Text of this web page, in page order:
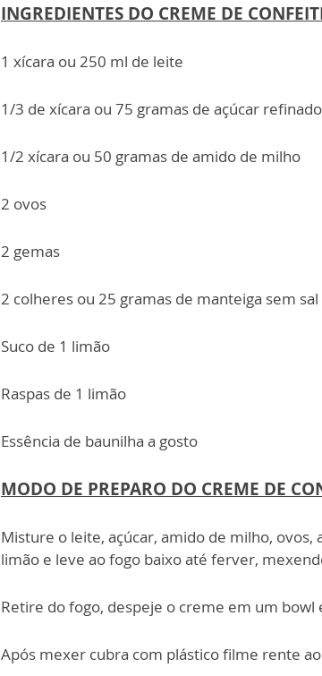
INGREDIENTES DO CREME DE
1 xícara ou 250 ml de leite
1/3 de xícara ou 75 gramas de açúcar refinado
1/2 xícara ou 50 gramas de amido de milho
2 ovos
2 gemas
2 colheres ou 25 gramas de manteiga sem sal
Suco de 1 limão
Raspas de 1 limão
Essência de baunilha a gosto
MODO DE PREPARO DO CREME DE
Misture o leite, açúcar, amido de milho, ovos,
limão e leve ao fogo baixo até ferver,
Retire do fogo, despeje o creme em um bowl
Após mexer cubra com plástico filme rente